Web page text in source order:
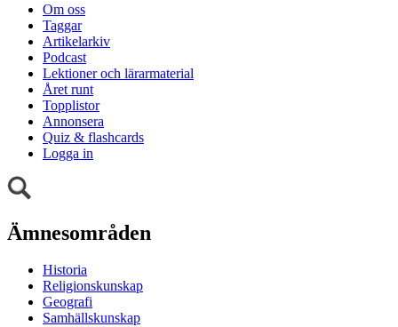
Om oss
Taggar
Artikelarkiv
Podcast
Lektioner och lärarmaterial
Året runt
Topplistor
Annonsera
Quiz & flashcards
Logga in
Ämnesområden
Historia
Religionskunskap
Geografi
Samhällskunskap